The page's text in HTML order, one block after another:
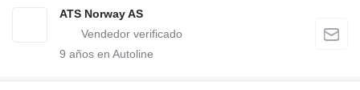
ATS Norway AS
9 años en Autoline